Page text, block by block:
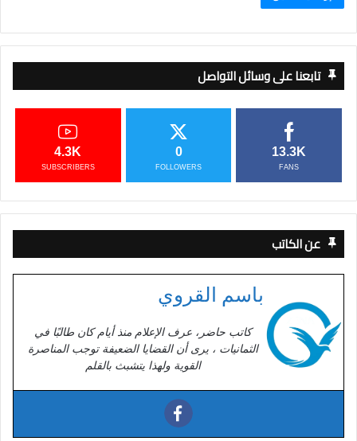
تابعنا على وسائل التواصل
13.3K
FANS
0
FOLLOWERS
4.3K
SUBSCRIBERS
عن الكاتب
باسم القروي
كاتب حاضر، عرف الإعلام منذ أيام كان طالبًا في
الثمانيات ، يرى أن القضايا الضعيفة توجب المناصرة
القوية ولهذا يتشبث بالقلم